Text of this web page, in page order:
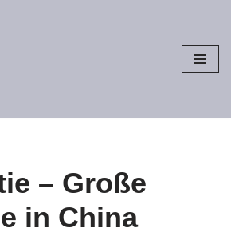
– Große
in China